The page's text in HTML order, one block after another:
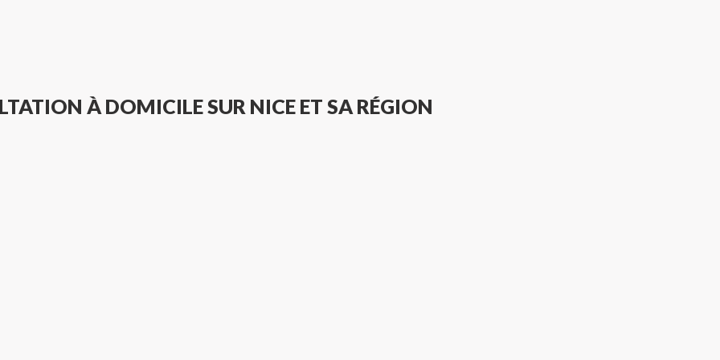
À DOMICILE SUR NICE ET SA RÉGION